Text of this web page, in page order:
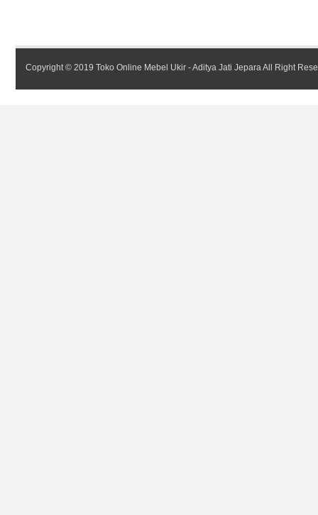
Copyright © 2019 Toko Online Mebel Ukir - Aditya Jati Jepara All Right